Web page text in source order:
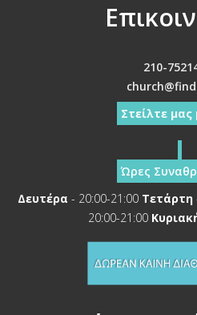
210-
Στείλτε
Ώρες
Δευτέρα - 20:00-21:00 Τετάρτη
20:00-21:00